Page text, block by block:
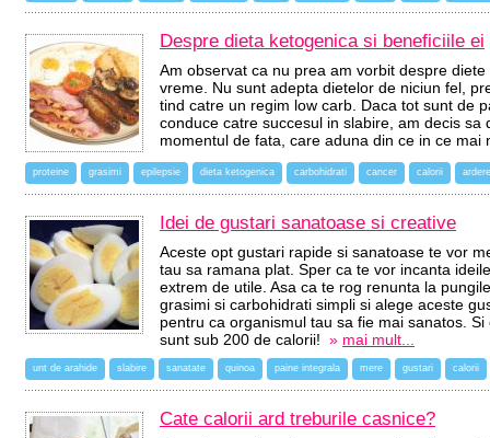
Despre dieta ketogenica si beneficiile ei
Am observat ca nu prea am vorbit despre
vreme. Nu sunt adepta dietelor de niciun fel,
tind catre un regim low carb. Daca tot sunt de
conduce catre succesul in slabire, am decis sa
momentul de fata, care aduna din ce in ce
proteine grasimi epilepsie dieta ketogenica carbohidrati cancer calorii
Idei de gustari sanatoase si creative
Aceste opt gustari rapide si sanatoase te vor
tau sa ramana plat. Sper ca te vor incanta
extrem de utile. Asa ca te rog renunta la
grasimi si carbohidrati simpli si alege aceste
pentru ca organismul tau sa fie mai sanatos.
sunt sub 200 de calorii! » mai mult...
unt de arahide slabire sanatate quinoa paine integrala mere gustari calorii
Cate calorii ard treburile casnice?